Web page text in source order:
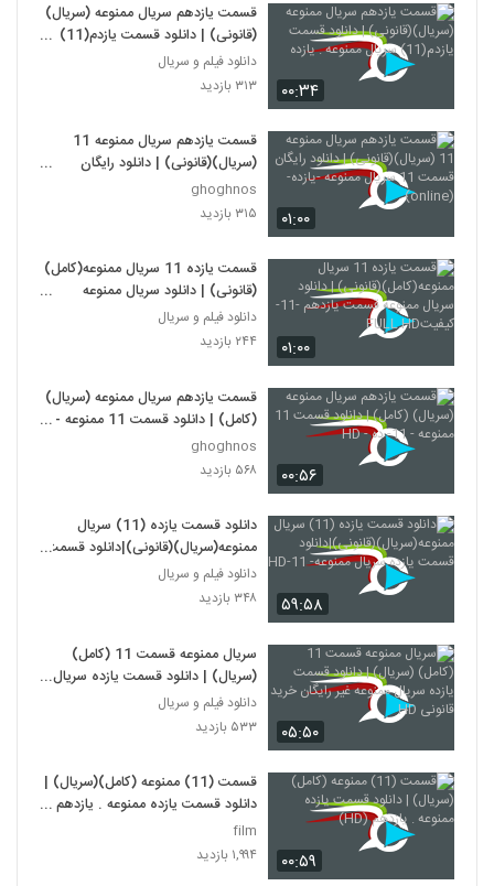
۰۰:۳۴
قسمت یازدهم سریال ممنوعه (سریال)
(قانونی) | دانلود قسمت یازدم(11)
سریال ممنوعه . یازده
دانلود فیلم و سریال
۳۱۳ بازدید
۰۱:۰۰
قسمت یازدهم سریال ممنوعه 11
(سریال)(قانونی) | دانلود رایگان
قسمت 11 سریال ممنوعه -یازده-
(online)
ghoghnos
۳۱۵ بازدید
۰۱:۰۰
قسمت یازده 11 سریال ممنوعه(کامل)
(قانونی) | دانلود سریال ممنوعه
قسمت یازدهم -11-کیفیتFULL HD
دانلود فیلم و سریال
۲۴۴ بازدید
۰۰:۵۶
قسمت یازدهم سریال ممنوعه (سریال)
(کامل) | دانلود قسمت 11 ممنوعه -
11- ده - HD
ghoghnos
۵۶۸ بازدید
۵۹:۵۸
دانلود قسمت یازده (11) سریال
ممنوعه(سریال)(قانونی)|دانلود قسمت
یازده سریال ممنوعه- 11-HD
دانلود فیلم و سریال
۳۴۸ بازدید
۰۵:۵۰
سریال ممنوعه قسمت 11 (کامل)
(سریال) | دانلود قسمت یازده سریال
ممنوعه غیر رایگان خرید قانونی HD
دانلود فیلم و سریال
۵۳۳ بازدید
۰۰:۵۹
قسمت (11) ممنوعه (کامل)(سریال) |
دانلود قسمت یازده ممنوعه . یازدهم
(HD)
film
۱,۹۹۴ بازدید